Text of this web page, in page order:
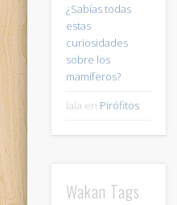
¿Sabías todas
estas
curiosidades
sobre los
mamíferos?
lala en Pirófitos
Wakan Tags